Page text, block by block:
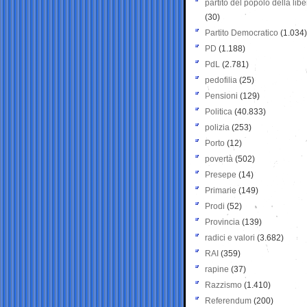
partito del popolo della
(30)
Partito Democratico (1.034)
PD (1.188)
PdL (2.781)
pedofilia (25)
Pensioni (129)
Politica (40.833)
polizia (253)
Porto (12)
povertà (502)
Presepe (14)
Primarie (149)
Prodi (52)
Provincia (139)
radici e valori (3.682)
RAI (359)
rapine (37)
Razzismo (1.410)
Referendum (200)